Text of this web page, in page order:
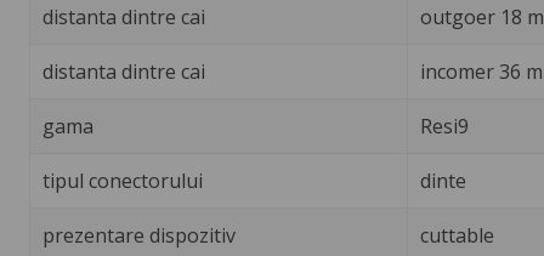
distanta dintre cai outgoer 18
distanta dintre cai incomer 36
gama Resi9
tipul conectorului dinte
prezentare dispozitiv cuttable